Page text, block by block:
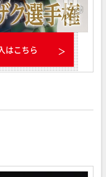
はこちら